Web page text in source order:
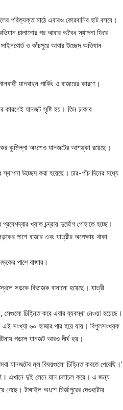
পরিত্যক্ত মাঠে এবারও কোরবানির হাট বসবে।
চালানোর পর আবার অবৈধ স্থাপনা ফিরে
ও কাঁচপুরে আবার উচ্ছেদ অভিযান
যানবাহন পার্কিং ও বাজারের কারণে।
কারণেই যানজট সৃষ্টি হয়। তিন চাকার
কুমিল্লা অংশেও যানজটের আশঙ্কা রয়েছে।
উচ্ছেদ করা হয়েছে। চার-পাঁচ দিনের মধ্যে
খ্যাত চন্দ্রায় দুর্ভোগ পোহাতে হচ্ছে।
পাশে বাজার এবং যাত্রীর অপেক্ষায় থাকা
পাশে বাজার।
সড়কে বিভাজক বানানো হয়েছে। যাত্রী
চিহ্নিত করে এবার ব্যবস্থা নেওয়া হয়েছে।
এই সংখ্যা ৬০ হাজার পার হয়ে যায়। বিপুলসংখ্যক
পড়লে যানজট আরও দীর্ঘ হয়।
যানজটের মূল বিষয়গুলো চিহ্নিত করতে পেরেছি।’
এখানে দুই লেনে যান চলাচল করে। এ জন্য
টাঙ্গাইল অংশে মির্জাপুরের দেওহাটায়